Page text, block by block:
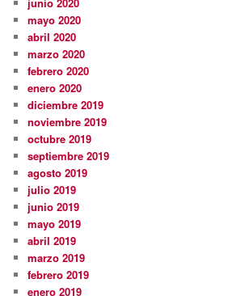
mayo 2020
abril 2020
marzo 2020
febrero 2020
enero 2020
diciembre 2019
noviembre 2019
octubre 2019
septiembre 2019
agosto 2019
julio 2019
junio 2019
mayo 2019
abril 2019
marzo 2019
febrero 2019
enero 2019